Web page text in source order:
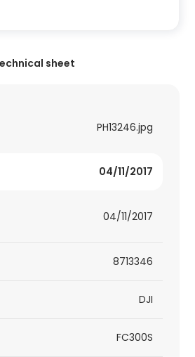
sheet
PH13246.jpg
04/11/2017
04/11/2017
8713346
DJI
FC300S